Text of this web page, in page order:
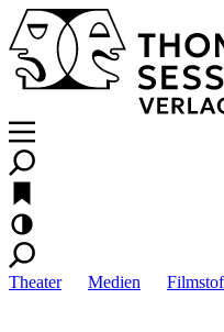
Theater Medien